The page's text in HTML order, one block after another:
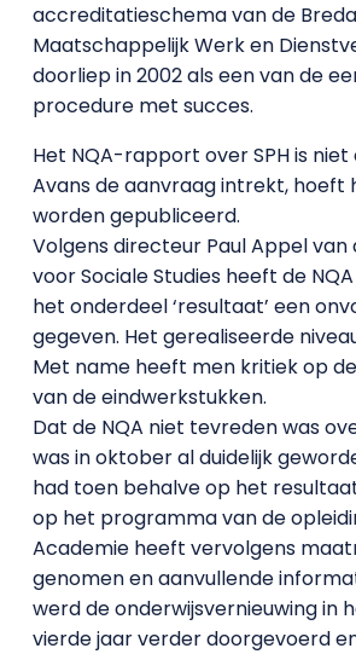
accreditatieschema van de
Maatschappelijk Werk en
doorliep in 2002 als een van de
procedure met succes.
Het NQA-rapport over SPH is niet
Avans de aanvraag intrekt, hoeft
worden gepubliceerd.
Volgens directeur Paul Appel van
voor Sociale Studies heeft de
het onderdeel ‘resultaat’ een
gegeven. Het gerealiseerde
Met name heeft men kritiek op
van de eindwerkstukken.
Dat de NQA niet tevreden was
was in oktober al duidelijk
had toen behalve op het
op het programma van de
Academie heeft vervolgens
genomen en aanvullende
werd de onderwijsvernieuwing in
vierde jaar verder doorgevoerd